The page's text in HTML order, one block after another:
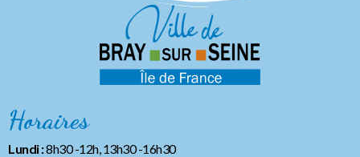
Horaires
Lundi :8h30 -12h, 13h30 -16h30